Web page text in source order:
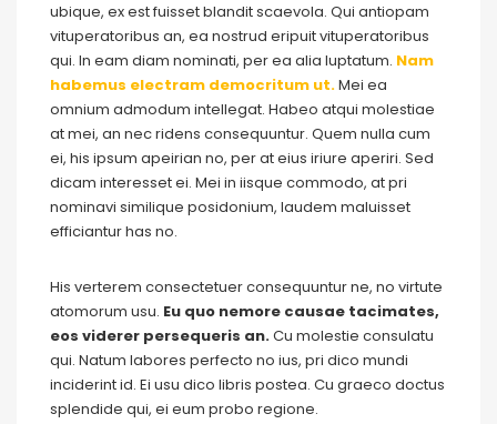
ubique, ex est fuisset blandit scaevola. Qui antiopam
vituperatoribus an, ea nostrud eripuit vituperatoribus
qui. In eam diam nominati, per ea alia luptatum. Nam
habemus electram democritum ut.Mei ea
omnium admodum intellegat. Habeo atqui molestiae
at mei, an nec ridens consequuntur. Quem nulla cum
ei, his ipsum apeirian no, per at eius iriure aperiri. Sed
dicam interesset ei. Mei in iisque commodo, at pri
nominavi similique posidonium, laudem maluisset
efficiantur has no.
His verterem consectetuer consequuntur ne, no virtute
atomorum usu. Eu quo nemore causae tacimates,
eos viderer persequeris an.Cu molestie consulatu
qui. Natum labores perfecto no ius, pri dico mundi
inciderint id. Ei usu dico libris postea. Cu graeco doctus
splendide qui, ei eum probo regione.